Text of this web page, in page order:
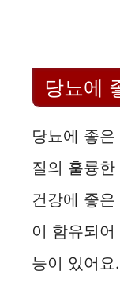
당뇨에
당뇨에 좋
질의 훌륭
건강에 좋
이 함유되
능이 있어요.